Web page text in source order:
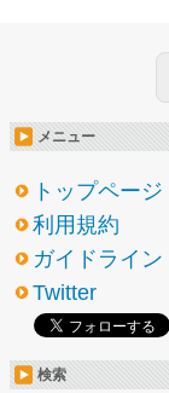
メニュー
トップページ
利用規約
ガイドライン
Twitter
検索